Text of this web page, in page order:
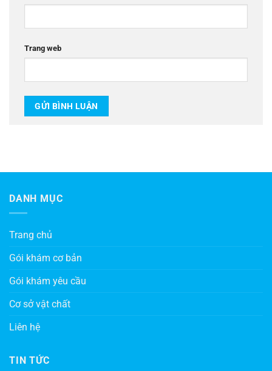
Trang web
DANH MỤC
Trang chủ
Gói khám cơ bản
Gói khám yêu cầu
Cơ sở vật chất
Liên hệ
TIN TỨC